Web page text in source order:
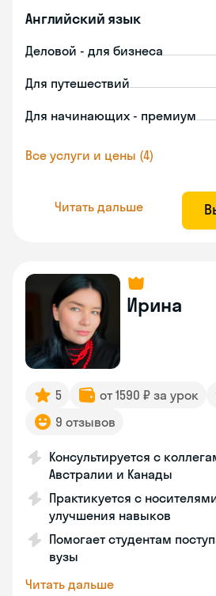
Английский язык
Деловой - для бизнеса
Для путешествий
Для начинающих - премиум
Все услуги и цены (4)
Читать дальше
Ирина
5 от 1590 ₽ за урок
9 отзывов
Консультируется с
Австралии и Канады
Практикуется с
улучшения навыков
Помогает студентам
вузы
Читать дальше